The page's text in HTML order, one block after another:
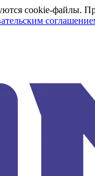
cookie-файлы.